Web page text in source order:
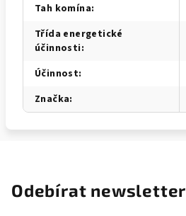
Tah komína:
Třída energetické
účinnosti:
Účinnost:
Značka:
Odebírat newsletter